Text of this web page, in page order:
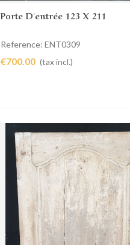
Add to cart
Porte D'entrée 123 X 211
Reference: ENT0309
€700.00 (tax incl.)